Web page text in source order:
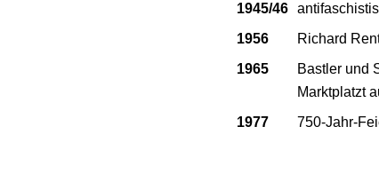
1945/46
1956
Richard
1965
Bastler und
Marktplatzt
1977
750-Jahr-